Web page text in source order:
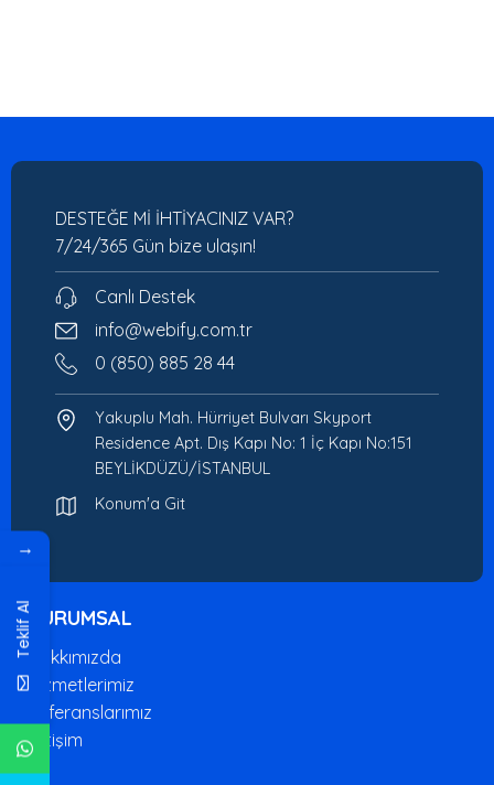
DESTEĞE Mİ İHTİYACINIZ VAR?
7/24/365 Gün bize ulaşın!
Canlı Destek
info@webify.com.tr
0 (850) 885 28 44
Yakuplu Mah. Hürriyet Bulvarı Skyport
Residence Apt. Dış Kapı No: 1 İç Kapı No:151
BEYLİKDÜZÜ/İSTANBUL
Konum'a Git
KURUMSAL
Hakkımızda
Hizmetlerimiz
Referanslarımız
İletişim
→
Teklif Al